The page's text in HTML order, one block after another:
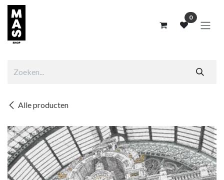
Overslaan naar inhoud
0
Alle producten